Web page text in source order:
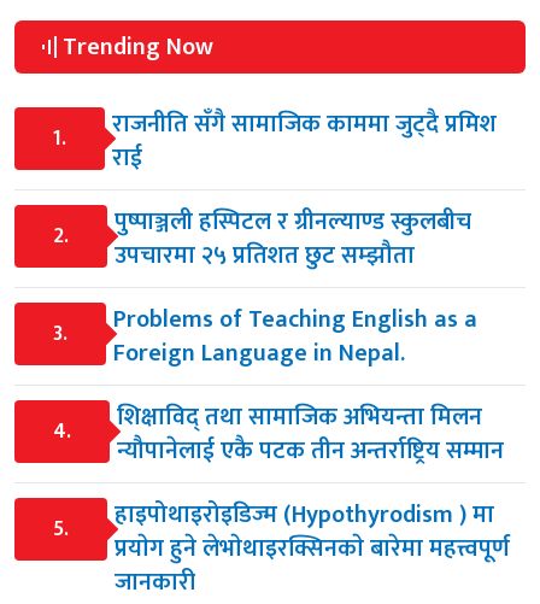
Trending Now
1.
राजनीति सँगै सामाजिक काममा जुट्दै प्रमिश
राई
2.
पुष्पाञ्जली हस्पिटल र ग्रीनल्याण्ड स्कुलबीच
उपचारमा २५ प्रतिशत छुट सम्झौता
3.
Problems of Teaching English as a
Foreign Language in Nepal.
4.
शिक्षाविद् तथा सामाजिक अभियन्ता मिलन
न्यौपानेलाई एकै पटक तीन अन्तर्राष्ट्रिय सम्मान
5.
हाइपोथाइरोइडिज्म (Hypothyrodism ) मा
प्रयाेग हुने लेभाेथाइरक्सिनकाे बारेमा महत्त्वपूर्ण
जानकारी